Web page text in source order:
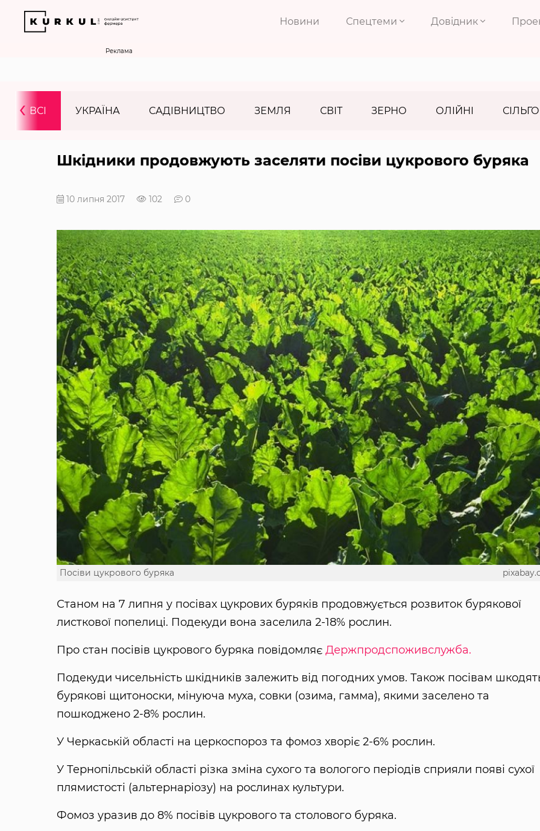
Новини Спецтеми Довідник
Реклама
ВСІ УКРАЇНА САДІВНИЦТВО ЗЕМЛЯ СВІТ ЗЕРНО ОЛІЙНІ
‹
Шкідники продовжують заселяти посіви цукрового буряка
10 липня 2017 102 0
Посіви цукрового буряка
Станом на 7 липня у посівах цукрових буряків продовжується розвиток бурякової
листкової попелиці. Подекуди вона заселила 2-18% рослин.
Про стан посівів цукрового буряка повідомляє Держпродспоживслужба.
Подекуди чисельність шкідників залежить від погодних умов. Також посівам
бурякові щитоноски, мінуюча муха, совки (озима, гамма), якими заселено та
пошкоджено 2-8% рослин.
У Черкаській області на церкоспороз та фомоз хворіє 2-6% рослин.
У Тернопільській області різка зміна сухого та вологого періодів сприяли появі сухої
плямистості (альтернаріозу) на рослинах культури.
Фомоз уразив до 8% посівів цукрового та столового буряка.